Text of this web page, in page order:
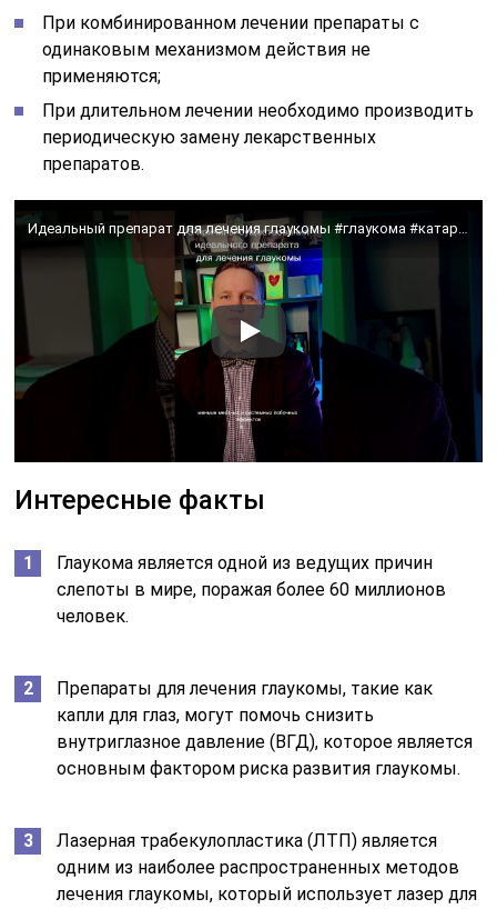
При комбинированном лечении препараты с
одинаковым механизмом действия не
применяются;
При длительном лечении необходимо производить
периодическую замену лекарственных
препаратов.
Интересные факты
Глаукома является одной из ведущих причин
слепоты в мире, поражая более 60 миллионов
человек.
Препараты для лечения глаукомы, такие как
капли для глаз, могут помочь снизить
внутриглазное давление (ВГД), которое является
основным фактором риска развития глаукомы.
Лазерная трабекулопластика (ЛТП) является
одним из наиболее распространенных методов
лечения глаукомы, который использует лазер для